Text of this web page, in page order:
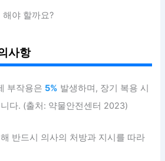
야 할까요?
사항
부작용은 5% 발생하며, 장기 복용 시
다. (출처: 약물안전센터 2023)
반드시 의사의 처방과 지시를 따라